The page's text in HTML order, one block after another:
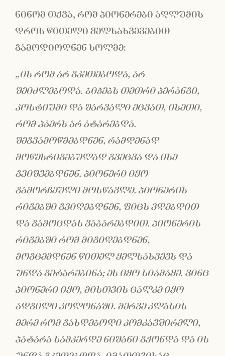
ნინომ თქვა, რომ პიონერები აღლუმის
დროს წითელი ყელსახვევებით
გამოდიოდნენ ხოლმე:
„ის რომ არ გკეთებოდა, არ
შეიძლებოდა. ბიჭებს თეთრი პერანგი,
კოსტიუმი და შარვალი ეცვათ, ისეთი,
რომ ჰაერს არ ატარებდა.
შეგვამოწმებდნენ, რამდენად
მოწესრიგებულად გვეცვა და ისე
გვიშვებდნენ. პიონერი იყო
გამორჩეული მოსწავლე. პიონერის
რიგებში გვიღებდნენ, ფიცს ვდებდით
და გამოცდას ვაბარებდით. პიონერის
რიგებში რომ მიგიღებდნენ,
მოგცემდნენ წითელ ყელსახვევს და
უნდა გეტარებინა; ეს იყო სიამაყე. ვინც
პიონერი იყო, მისთვის ცალკე იყო
ადგილი კოლონაში. მერვე კლასის
მერე რომ გახდებოდი კომკავშირელი,
პატარა სამკერდე ნიშანი გქონდა და ის